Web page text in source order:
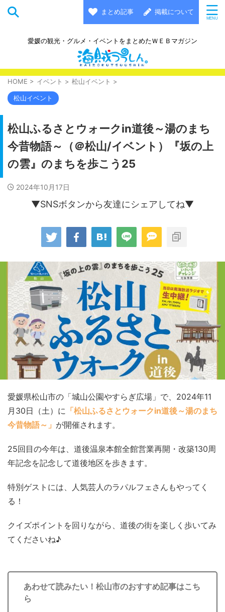
まとめ記事 掲載について
愛媛の観光・グルメ・イベントをまとめたＷＥＢマガジン
HOME > イベント > 松山イベント >
松山イベント
松山ふるさとウォークin道後～湯のまち
今昔物語～（＠松山/イベント）『坂の上
の雲』のまちを歩こう25
2024年10月17日
▼SNSボタンから友達にシェアしてね▼
愛媛県松山市の「城山公園やすらぎ広場」で、2024年11
月30日（土）に 「松山ふるさとウォークin道後～湯のまち
今昔物語～」 が開催されます。
25回目の今年は、道後温泉本館全館営業再開・改築130周
年記念を記念して道後地区を歩きます。
特別ゲストには、人気芸人のラパルフェさんもやってく
る！
クイズポイントを回りながら、道後の街を楽しく歩いてみ
てくださいね♪
あわせて読みたい！松山市のおすすめ記事はこち
ら